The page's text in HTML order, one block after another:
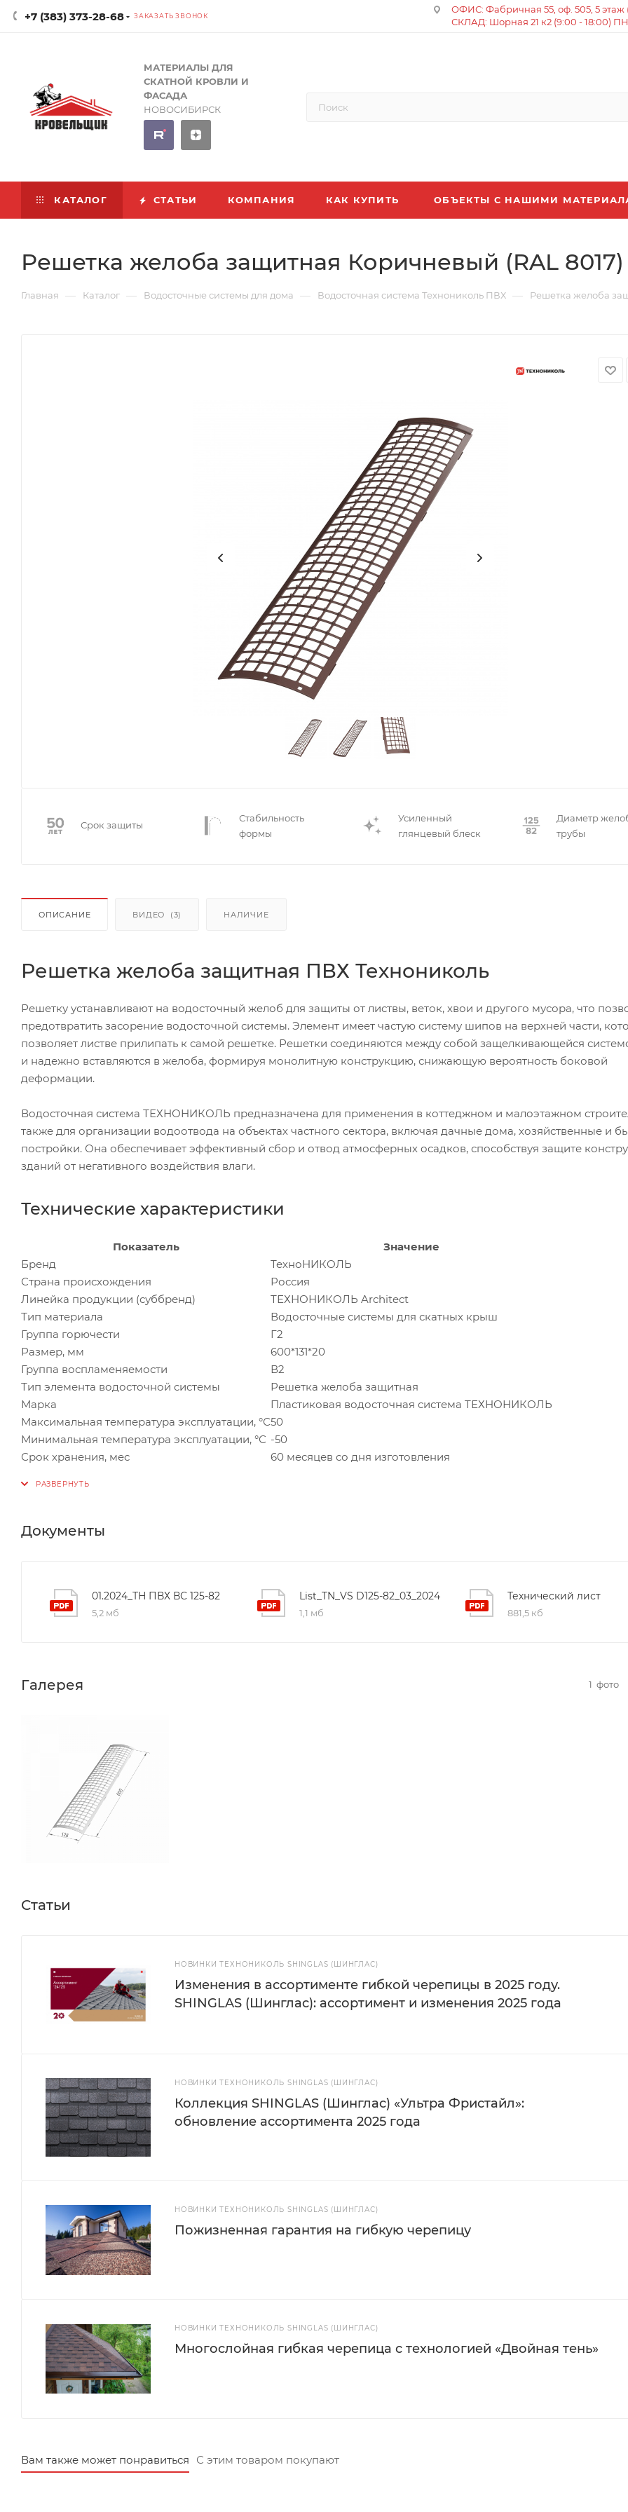
+7 (383) 373-28-68 ЗАКАЗАТЬ ЗВОНОК
ОФИС: Фабричная 55, оф. 505, 5 этаж
СКЛАД: Шорная 21 к2 (9:00 - 18:00)
МАТЕРИАЛЫ ДЛЯ
СКАТНОЙ КРОВЛИ И
ФАСАДА
НОВОСИБИРСК
КАТАЛОГ СТАТЬИ КОМПАНИЯ КАК КУПИТЬ ОБЪЕКТЫ С НАШИМИ
Решетка желоба защитная Коричневый (RAL
Главная — Каталог — Водосточные системы для дома — Водосточная система Технониколь ПВХ — Решетка желоба
Срок защиты
Стабильность
формы
Усиленный
глянцевый блеск
Диаметр
трубы
ОПИСАНИЕ ВИДЕО (3) НАЛИЧИЕ
Решетка желоба защитная ПВХ Технониколь
Решетку устанавливают на водосточный желоб для защиты от листвы, веток, хвои и другого мусора, что
предотвратить засорение водосточной системы. Элемент имеет частую систему шипов на верхней части,
позволяет листве прилипать к самой решетке. Решетки соединяются между собой защелкивающейся
и надежно вставляются в желоба, формируя монолитную конструкцию, снижающую вероятность боковой
деформации.
Водосточная система ТЕХНОНИКОЛЬ предназначена для применения в коттеджном и малоэтажном
также для организации водоотвода на объектах частного сектора, включая дачные дома, хозяйственные и
постройки. Она обеспечивает эффективный сбор и отвод атмосферных осадков, способствуя защите
зданий от негативного воздействия влаги.
Технические характеристики
Показатель
Значение
Бренд
ТехноНИКОЛЬ
Страна происхождения
Россия
Линейка продукции (суббренд)
ТЕХНОНИКОЛЬ Architect
Тип материала
Водосточные системы для скатных крыш
Группа горючести
Г2
Размер, мм
600*131*20
Группа воспламеняемости
В2
Тип элемента водосточной системы
Решетка желоба защитная
Марка
Пластиковая водосточная система ТЕХНОНИКОЛЬ
Максимальная температура эксплуатации, °С50
Минимальная температура эксплуатации, °С -50
Срок хранения, мес
60 месяцев со дня изготовления
Документы
01.2024_ТН ПВХ ВС 125-82
5,2 мб
List_TN_VS D125-82_03_2024
1,1 мб
Технический лист
881,5 кб
Галерея 1 фото
Статьи
НОВИНКИ ТЕХНОНИКОЛЬ SHINGLAS (ШИНГЛАС)
Изменения в ассортименте гибкой черепицы в 2025 году.
SHINGLAS (Шинглас): ассортимент и изменения 2025 года
НОВИНКИ ТЕХНОНИКОЛЬ SHINGLAS (ШИНГЛАС)
Коллекция SHINGLAS (Шинглас) «Ультра Фристайл»:
обновление ассортимента 2025 года
НОВИНКИ ТЕХНОНИКОЛЬ SHINGLAS (ШИНГЛАС)
Пожизненная гарантия на гибкую черепицу
НОВИНКИ ТЕХНОНИКОЛЬ SHINGLAS (ШИНГЛАС)
Многослойная гибкая черепица с технологией «Двойная тень»
Вам также может понравиться С этим товаром покупают